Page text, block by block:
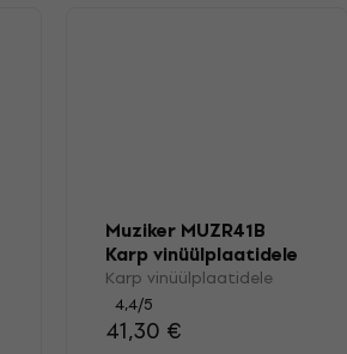
Muziker MUZR41B
Karp vinüülplaatidele
Karp vinüülplaatidele
4,4/5
41,30 €